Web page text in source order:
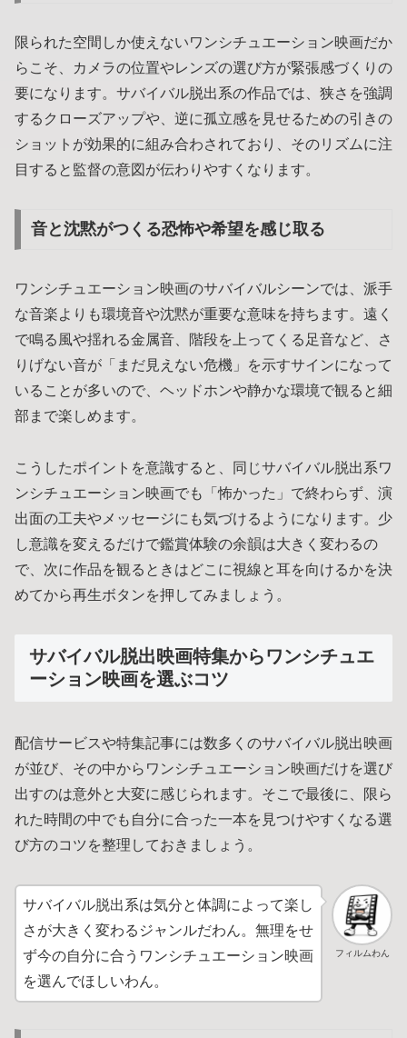
限られた空間しか使えないワンシチュエーション映画だか
らこそ、カメラの位置やレンズの選び方が緊張感づくりの
要になります。サバイバル脱出系の作品では、狭さを強調
するクローズアップや、逆に孤立感を見せるための引きの
ショットが効果的に組み合わされており、そのリズムに注
目すると監督の意図が伝わりやすくなります。
音と沈黙がつくる恐怖や希望を感じ取る
ワンシチュエーション映画のサバイバルシーンでは、派手
な音楽よりも環境音や沈黙が重要な意味を持ちます。遠く
で鳴る風や揺れる金属音、階段を上ってくる足音など、さ
りげない音が「まだ見えない危機」を示すサインになって
いることが多いので、ヘッドホンや静かな環境で観ると細
部まで楽しめます。
こうしたポイントを意識すると、同じサバイバル脱出系ワ
ンシチュエーション映画でも「怖かった」で終わらず、演
出面の工夫やメッセージにも気づけるようになります。少
し意識を変えるだけで鑑賞体験の余韻は大きく変わるの
で、次に作品を観るときはどこに視線と耳を向けるかを決
めてから再生ボタンを押してみましょう。
サバイバル脱出映画特集からワンシチュエ
ーション映画を選ぶコツ
配信サービスや特集記事には数多くのサバイバル脱出映画
が並び、その中からワンシチュエーション映画だけを選び
出すのは意外と大変に感じられます。そこで最後に、限ら
れた時間の中でも自分に合った一本を見つけやすくなる選
び方のコツを整理しておきましょう。
フィルムわん
サバイバル脱出系は気分と体調によって楽し
さが大きく変わるジャンルだわん。無理をせ
ず今の自分に合うワンシチュエーション映画
を選んでほしいわん。